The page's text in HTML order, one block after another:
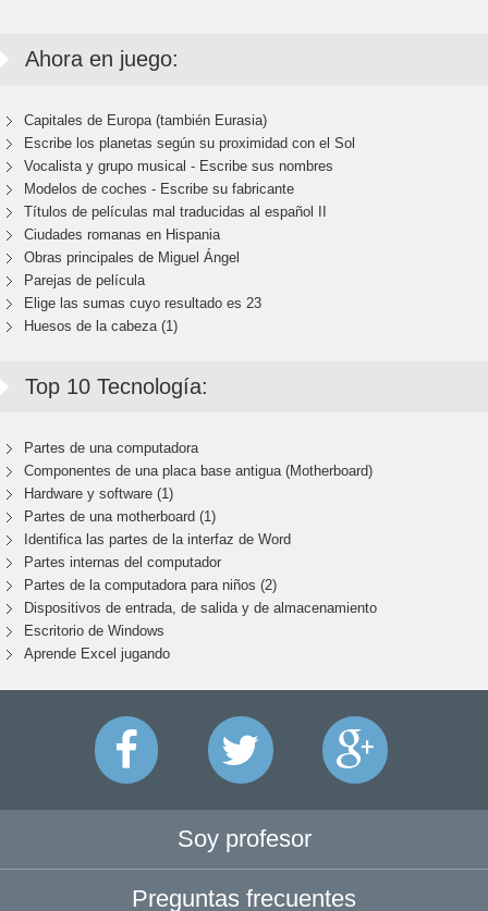
Ahora en juego:
Capitales de Europa (también Eurasia)
Escribe los planetas según su proximidad con el Sol
Vocalista y grupo musical - Escribe sus nombres
Modelos de coches - Escribe su fabricante
Títulos de películas mal traducidas al español II
Ciudades romanas en Hispania
Obras principales de Miguel Ángel
Parejas de película
Elige las sumas cuyo resultado es 23
Huesos de la cabeza (1)
Top 10 Tecnología:
Partes de una computadora
Componentes de una placa base antigua (Motherboard)
Hardware y software (1)
Partes de una motherboard (1)
Identifica las partes de la interfaz de Word
Partes internas del computador
Partes de la computadora para niños (2)
Dispositivos de entrada, de salida y de almacenamiento
Escritorio de Windows
Aprende Excel jugando
Soy profesor
Preguntas frecuentes